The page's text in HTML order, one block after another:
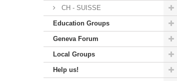
CH - SUISSE
Education Groups
Geneva Forum
Local Groups
Help us!